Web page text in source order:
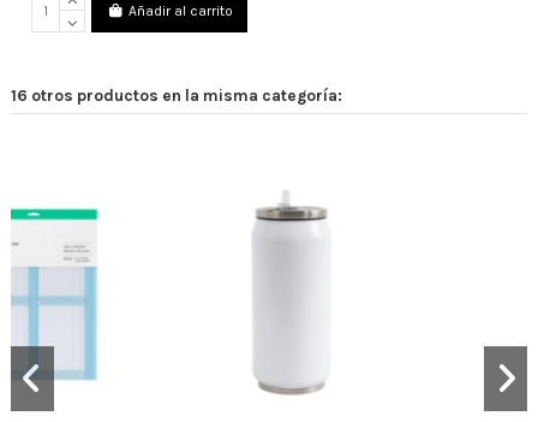
Añadir al carrito
16 otros productos en la misma categoría: